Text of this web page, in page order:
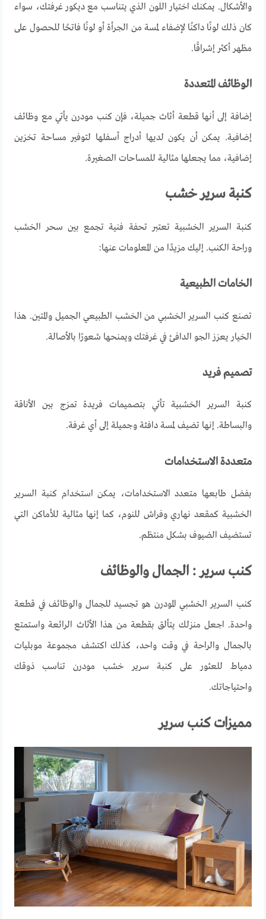
والأشكال. يمكنك اختيار اللون الذي يتناسب مع ديكور غرفتك، سواء
كان ذلك لونًا داكنًا لإضفاء لمسة من الجرأة أو لونًا فاتحًا للحصول على
مظهر أكثر إشراقًا.
الوظائف المتعددة
إضافة إلى أنها قطعة أثاث جميلة، فإن كنب مودرن يأتي مع وظائف
إضافية. يمكن أن يكون لديها أدراج أسفلها لتوفير مساحة تخزين
إضافية، مما يجعلها مثالية للمساحات الصغيرة.
كنبة سرير خشب
كنبة السرير الخشبية تعتبر تحفة فنية تجمع بين سحر الخشب
وراحة الكنب. إليك مزيدًا من المعلومات عنها:
الخامات الطبيعية
تصنع كنب السرير الخشبي من الخشب الطبيعي الجميل والمتين. هذا
الخيار يعزز الجو الدافئ في غرفتك ويمنحها شعورًا بالأصالة.
تصميم فريد
كنبة السرير الخشبية تأتي بتصميمات فريدة تمزج بين الأناقة
والبساطة. إنها تضيف لمسة دافئة وجميلة إلى أي غرفة.
متعددة الاستخدامات
بفضل طابعها متعدد الاستخدامات، يمكن استخدام كنبة السرير
الخشبية كمقعد نهاري وفراش للنوم، كما إنها مثالية للأماكن التي
تستضيف الضيوف بشكل منتظم.
كنب سرير : الجمال والوظائف
كنب السرير الخشبي المودرن هو تجسيد للجمال والوظائف في قطعة
واحدة. اجعل منزلك يتألق بقطعة من هذا الأثاث الرائعة واستمتع
بالجمال والراحة في وقت واحد، كذلك اكتشف مجموعة موبليات
دمياط
للعثور على كنبة سرير خشب مودرن تناسب
ذوقك
واحتياجاتك.
مميزات كنب سرير